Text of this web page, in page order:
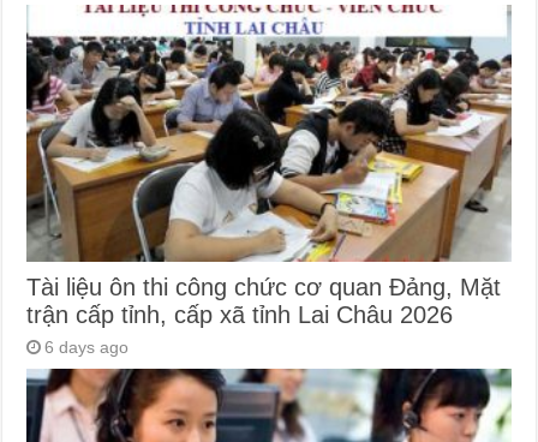
Tài liệu ôn thi công chức cơ quan Đảng, Mặt
trận cấp tỉnh, cấp xã tỉnh Lai Châu 2026
6 days ago